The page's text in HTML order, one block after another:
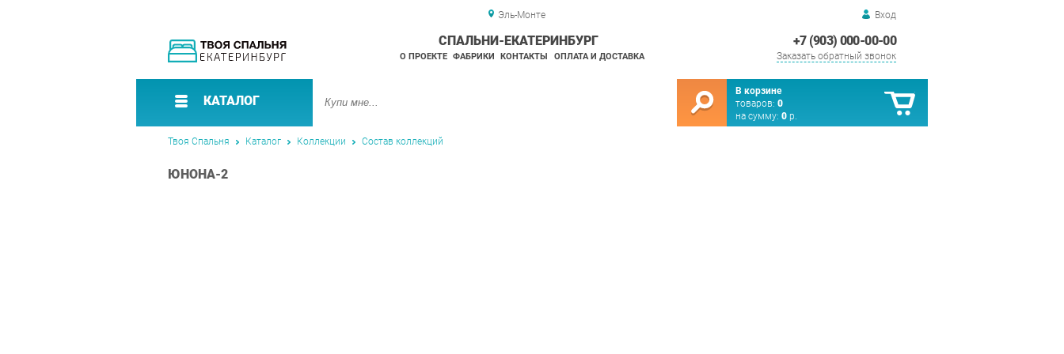
Эль-Монте Вход
+7 (903) 000-00-00
Заказать обратный звонок
СПАЛЬНИ-ЕКАТЕРИНБУРГ
О ПРОЕКТЕ ФАБРИКИ КОНТАКТЫ ОПЛАТА И ДОСТАВКА
КАТАЛОГ
В корзине
товаров: 0
на сумму: 0 р.
Твоя Спальня Каталог Коллекции Состав коллекций
ЮНОНА-2